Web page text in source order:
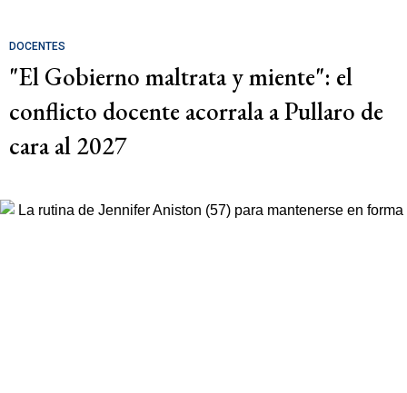
DOCENTES
"El Gobierno maltrata y miente": el
conflicto docente acorrala a Pullaro de
cara al 2027